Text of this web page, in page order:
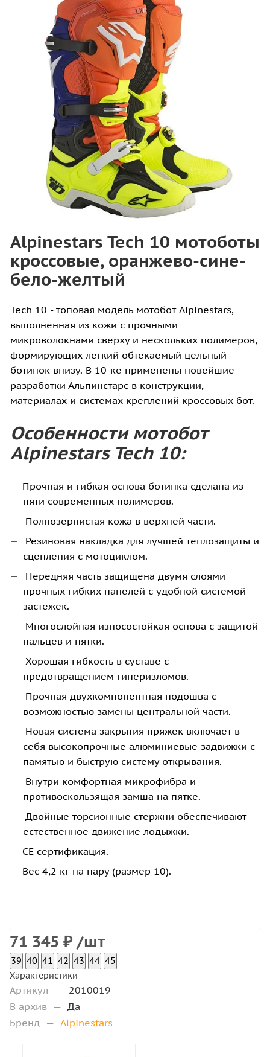
Alpinestars Tech 10 мотоботы
кроссовые, оранжево-сине-
бело-желтый
Tech 10 - топовая модель мотобот Alpinestars,
выполненная из кожи с прочными
микроволокнами сверху и нескольких полимеров,
формирующих легкий обтекаемый цельный
ботинок внизу. В 10-ке применены новейшие
разработки Альпинстарс в конструкции,
материалах и системах креплений кроссовых бот.
Особенности мотобот
Alpinestars Tech 10:
Прочная и гибкая основа ботинка сделана из
пяти современных полимеров.
Полнозернистая кожа в верхней части.
Резиновая накладка для лучшей теплозащиты и
сцепления с мотоциклом.
Передняя часть защищена двумя слоями
прочных гибких панелей с удобной системой
застежек.
Многослойная износостойкая основа с защитой
пальцев и пятки.
Хорошая гибкость в суставе с
предотвращением гиперизломов.
Прочная двухкомпонентная подошва с
возможностью замены центральной части.
Новая система закрытия пряжек включает в
себя высокопрочные алюминиевые задвижки с
памятью и быструю систему открывания.
Внутри комфортная микрофибра и
противоскользящая замша на пятке.
Двойные торсионные стержни обеспечивают
естественное движение лодыжки.
CE сертификация.
Вес 4,2 кг на пару (размер 10).
71 345 ₽ /шт
39 40 41 42 43 44 45
Характеристики
Артикул — 2010019
В архив — Да
Бренд — Alpinestars